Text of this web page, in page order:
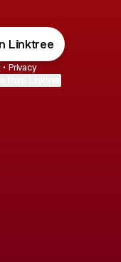
Linktree
• Privacy